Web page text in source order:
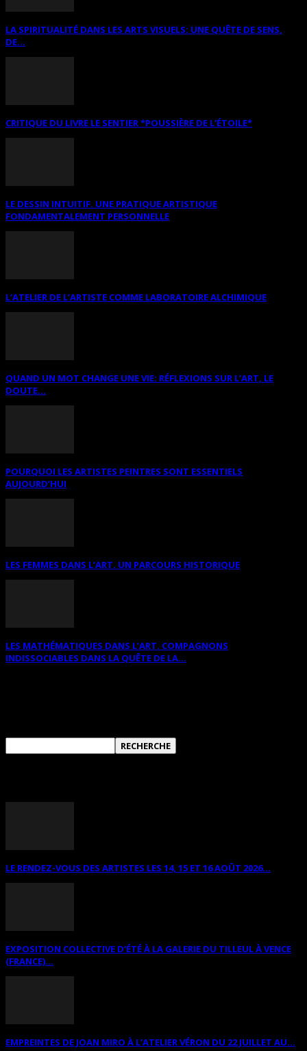
LA SPIRITUALITÉ DANS LES ARTS VISUELS: UNE QUÊTE DE SENS,
DE...
CRITIQUE DU LIVRE LE SENTIER *POUSSIÈRE DE L’ÉTOILE*
LE DESSIN INTUITIF. UNE PRATIQUE ARTISTIQUE
FONDAMENTALEMENT PERSONNELLE
L’ATELIER DE L’ARTISTE COMME LABORATOIRE ALCHIMIQUE
QUAND UN MOT CHANGE UNE VIE: RÉFLEXIONS SUR L’ART, LE
DOUTE...
POURQUOI LES ARTISTES PEINTRES SONT ESSENTIELS
AUJOURD’HUI
LES FEMMES DANS L’ART. UN PARCOURS HISTORIQUE
LES MATHÉMATIQUES DANS L’ART. COMPAGNONS
INDISSOCIABLES DANS LA QUÊTE DE LA...
LE RENDEZ-VOUS DES ARTISTES LES 14, 15 ET 16 AOÛT 2026...
EXPOSITION COLLECTIVE D’ÉTÉ À LA GALERIE DU TILLEUL À VENCE
(FRANCE)...
EMPREINTES DE JOAN MIRO À L’ATELIER VÉRON DU 22 JUILLET AU...